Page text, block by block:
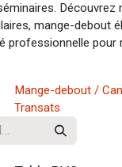
mange-debout
professionnelle
Mange-debout /
Transats